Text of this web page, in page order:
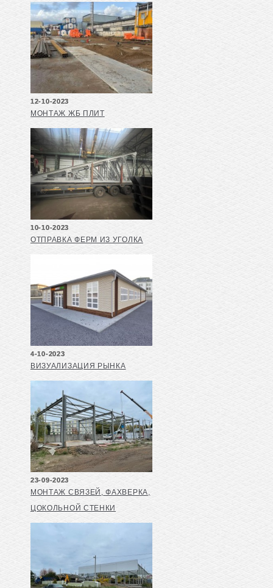
12-10-2023
МОНТАЖ ЖБ ПЛИТ
10-10-2023
ОТПРАВКА ФЕРМ ИЗ УГОЛКА
4-10-2023
ВИЗУАЛИЗАЦИЯ РЫНКА
23-09-2023
МОНТАЖ СВЯЗЕЙ, ФАХВЕРКА,
ЦОКОЛЬНОЙ СТЕНКИ